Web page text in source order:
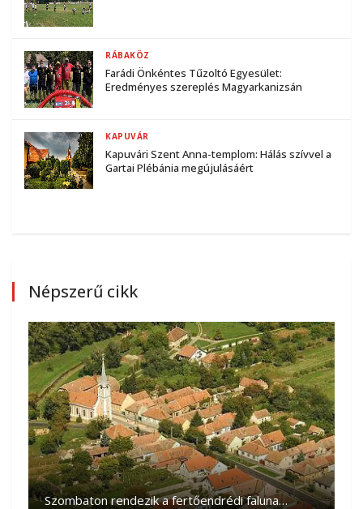
Farádi Önkéntes Tűzoltó Egyesület:
Eredményes szereplés Magyarkanizsán
RÁBAKÖZ
Kapuvári Szent Anna-templom: Hálás szívvel a
Gartai Plébánia megújulásáért
KAPUVÁR
Népszerű cikk
Szombaton rendezik a fertőendrédi faluna…